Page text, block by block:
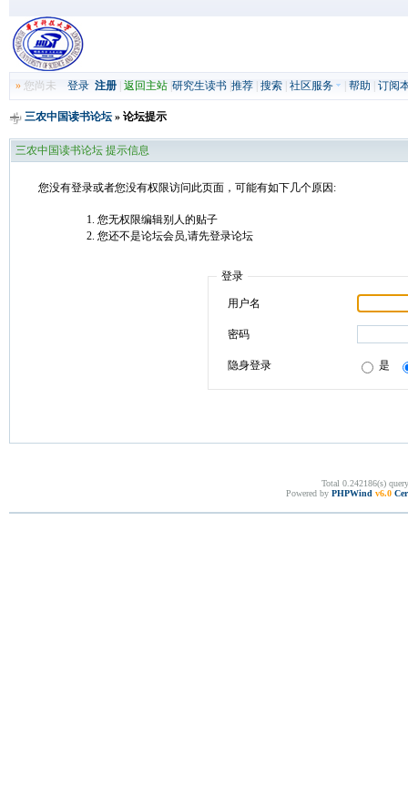
»您尚未 登录 注册| 返回主站| 研究生读书| 推荐| 搜索| 社区服务 帮助 订阅
三农中国读书论坛» 论坛提示
三农中国读书论坛 提示信息
您没有登录或者您没有权限访问此页面，可能有如下几个原因:
您无权限编辑别人的贴子
您还不是论坛会员,请先登录论坛
登录
用户名
密码
隐身登录 是
Total 0.242186(s)
Powered by PHPWind v6.0